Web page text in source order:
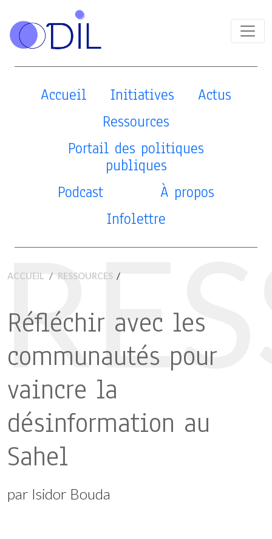
Accueil Initiatives
Actus
Ressources
Portail des politiques
publiques
Podcast
À propos
Infolettre
ACCUEIL RESSOURCES /
Réfléchir avec les
communautés pour
vaincre la
désinformation au
Sahel
par Isidor Bouda